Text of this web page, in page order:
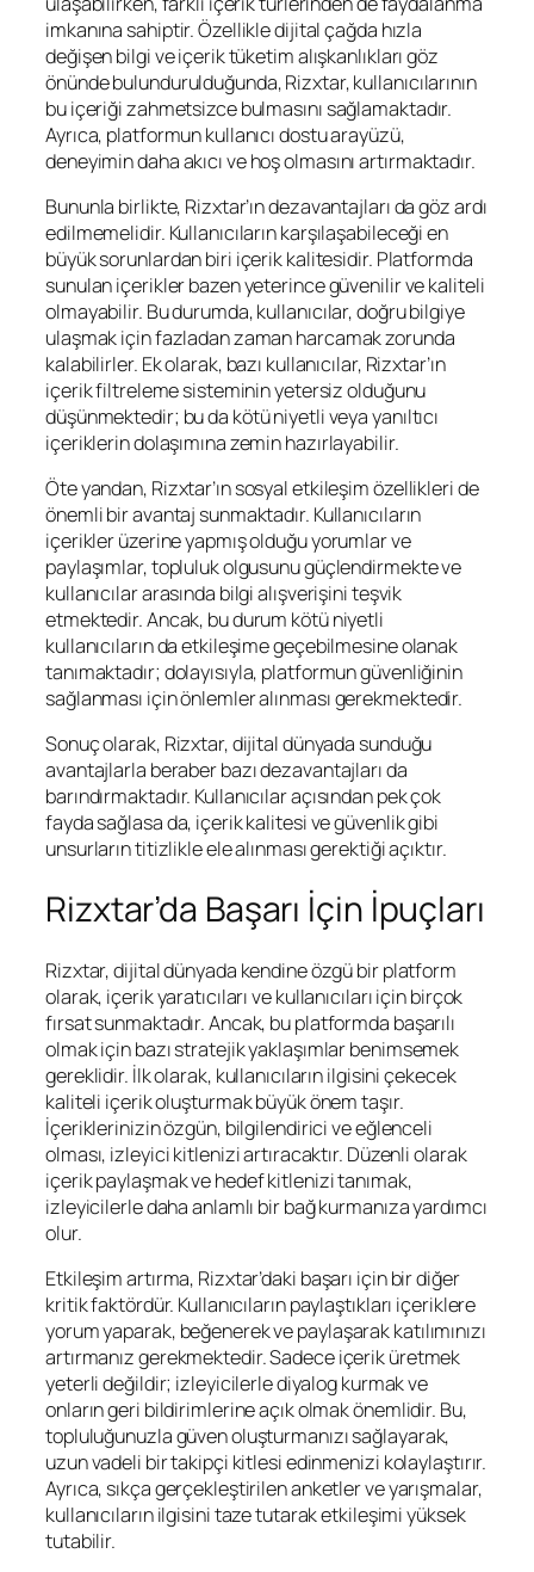
imkanına sahiptir. Özellikle dijital çağda hızla
değişen bilgi ve içerik tüketim alışkanlıkları göz
önünde bulundurulduğunda, Rizxtar, kullanıcılarının
bu içeriği zahmetsizce bulmasını sağlamaktadır.
Ayrıca, platformun kullanıcı dostu arayüzü,
deneyimin daha akıcı ve hoş olmasını artırmaktadır.
Bununla birlikte, Rizxtar’ın dezavantajları da göz ardı
edilmemelidir. Kullanıcıların karşılaşabileceği en
büyük sorunlardan biri içerik kalitesidir. Platformda
sunulan içerikler bazen yeterince güvenilir ve kaliteli
olmayabilir. Bu durumda, kullanıcılar, doğru bilgiye
ulaşmak için fazladan zaman harcamak zorunda
kalabilirler. Ek olarak, bazı kullanıcılar, Rizxtar’ın
içerik filtreleme sisteminin yetersiz olduğunu
düşünmektedir; bu da kötü niyetli veya yanıltıcı
içeriklerin dolaşımına zemin hazırlayabilir.
Öte yandan, Rizxtar’ın sosyal etkileşim özellikleri de
önemli bir avantaj sunmaktadır. Kullanıcıların
içerikler üzerine yapmış olduğu yorumlar ve
paylaşımlar, topluluk olgusunu güçlendirmekte ve
kullanıcılar arasında bilgi alışverişini teşvik
etmektedir. Ancak, bu durum kötü niyetli
kullanıcıların da etkileşime geçebilmesine olanak
tanımaktadır; dolayısıyla, platformun güvenliğinin
sağlanması için önlemler alınması gerekmektedir.
Sonuç olarak, Rizxtar, dijital dünyada sunduğu
avantajlarla beraber bazı dezavantajları da
barındırmaktadır. Kullanıcılar açısından pek çok
fayda sağlasa da, içerik kalitesi ve güvenlik gibi
unsurların titizlikle ele alınması gerektiği açıktır.
Rizxtar’da Başarı İçin İpuçları
Rizxtar, dijital dünyada kendine özgü bir platform
olarak, içerik yaratıcıları ve kullanıcıları için birçok
fırsat sunmaktadır. Ancak, bu platformda başarılı
olmak için bazı stratejik yaklaşımlar benimsemek
gereklidir. İlk olarak, kullanıcıların ilgisini çekecek
kaliteli içerik oluşturmak büyük önem taşır.
İçeriklerinizin özgün, bilgilendirici ve eğlenceli
olması, izleyici kitlenizi artıracaktır. Düzenli olarak
içerik paylaşmak ve hedef kitlenizi tanımak,
izleyicilerle daha anlamlı bir bağ kurmanıza yardımcı
olur.
Etkileşim artırma, Rizxtar’daki başarı için bir diğer
kritik faktördür. Kullanıcıların paylaştıkları içeriklere
yorum yaparak, beğenerek ve paylaşarak katılımınızı
artırmanız gerekmektedir. Sadece içerik üretmek
yeterli değildir; izleyicilerle diyalog kurmak ve
onların geri bildirimlerine açık olmak önemlidir. Bu,
topluluğunuzla güven oluşturmanızı sağlayarak,
uzun vadeli bir takipçi kitlesi edinmenizi kolaylaştırır.
Ayrıca, sıkça gerçekleştirilen anketler ve yarışmalar,
kullanıcıların ilgisini taze tutarak etkileşimi yüksek
tutabilir.